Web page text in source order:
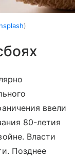
ввели
80-летия
Власти
Позднее